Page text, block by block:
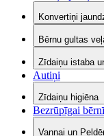
Konvertiņi
Bērnu gultas
Zīdaiņu istaba
Autiņi
Zīdaiņu higiēna
Bezrūpīgai
Vannai un